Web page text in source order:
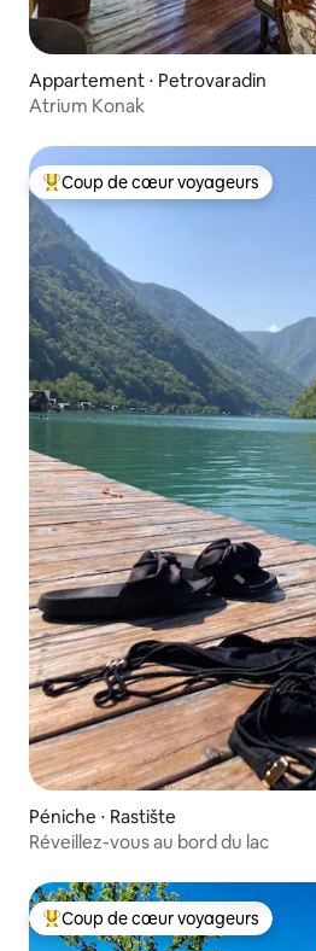
Appartement ⋅ Petrovaradin
Atrium Konak
Coups de cœur voyageurs les plus
Coup de cœur voyageurs
Péniche ⋅ Rastište
Réveillez-vous au bord du lac
Coups de cœur voyageurs les
Coup de cœur voyageurs